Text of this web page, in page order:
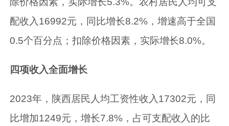
配收入16992元，同比增长8.2%，增速高于全国
0.5个百分点；扣除价格因素，实际增长8.0%。
四项收入全面增长
2023年，陕西居民人均工资性收入17302元，同
比增加1249元，增长7.8%，占可支配收入的比